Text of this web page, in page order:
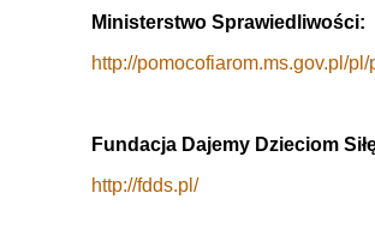
Ministerstwo Sprawiedliwości:
http://pomocofiarom.ms.gov.pl/
Fundacja Dajemy Dzieciom
http://fdds.pl/